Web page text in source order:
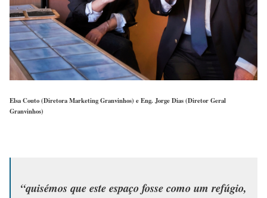
Elsa Couto (Diretora Marketing Granvinhos) e Eng. Jorge Dias (Diretor Geral
Granvinhos)
“quisémos que este espaço fosse como um refúgio,